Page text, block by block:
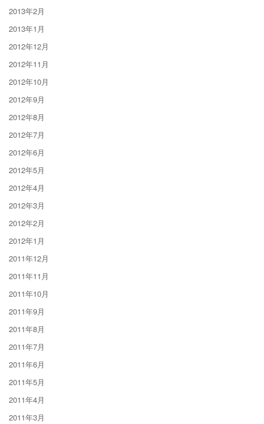
2013年2月
2013年1月
2012年12月
2012年11月
2012年10月
2012年9月
2012年8月
2012年7月
2012年6月
2012年5月
2012年4月
2012年3月
2012年2月
2012年1月
2011年12月
2011年11月
2011年10月
2011年9月
2011年8月
2011年7月
2011年6月
2011年5月
2011年4月
2011年3月